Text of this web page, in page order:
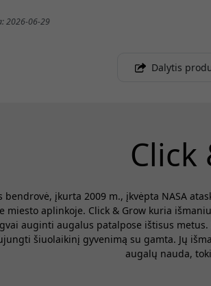
2026-06-29
Dalytis
Click
bendrovė, įkurta 2009 m., įkvėpta NASA
miesto aplinkoje. Click & Grow kuria
auginti augalus patalpose ištisus
šiuolaikinį gyvenimą su gamta. Jų
augalų nauda,